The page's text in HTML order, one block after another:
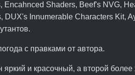
Encahnced Shaders, Beef's NVG,
DUX's Innumerable Characters Kit,
с правками от автора.
и красочный, а второй